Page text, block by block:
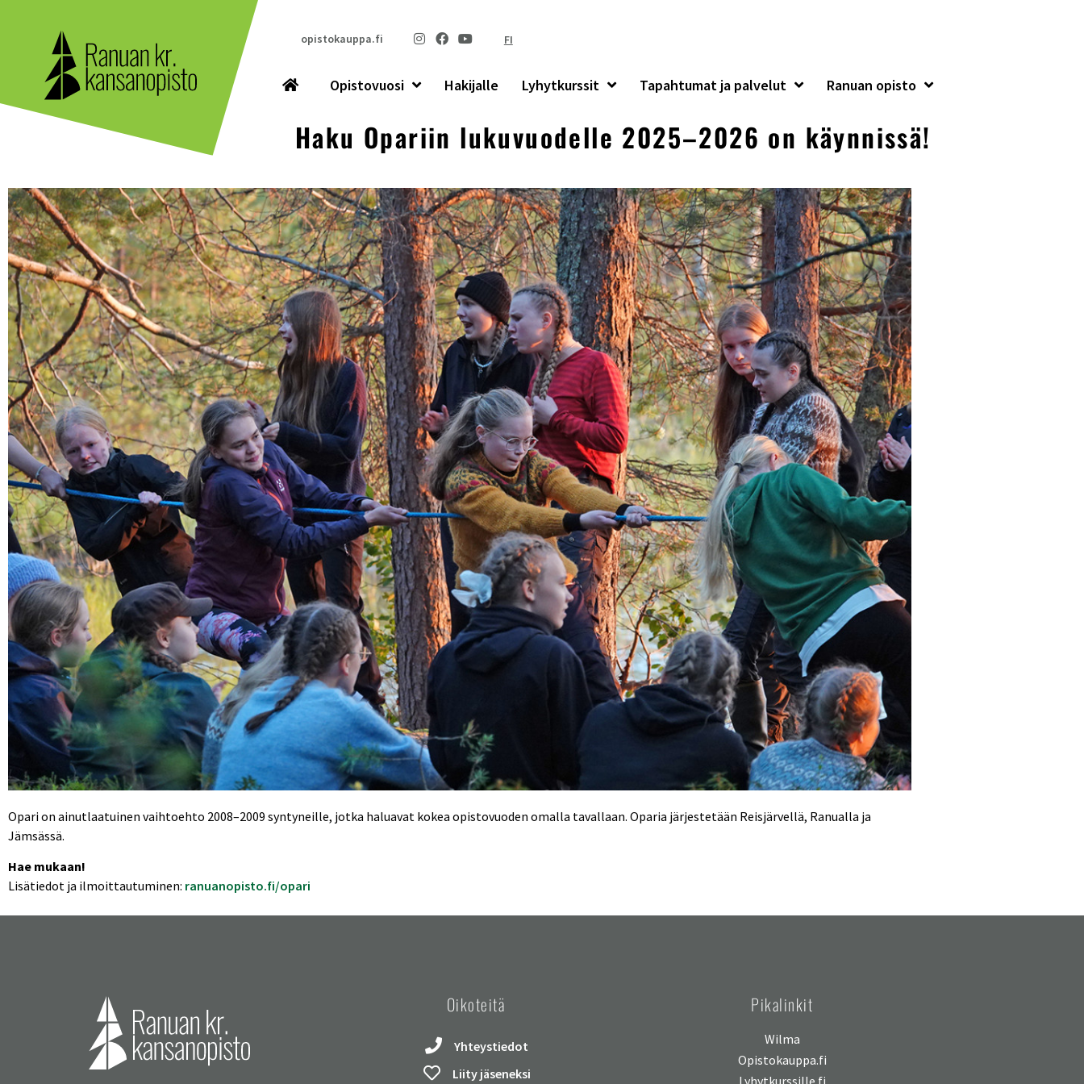
opistokauppa.fi FI
Opistovuosi Hakijalle Lyhytkurssit Tapahtumat ja palvelut Ranuan opisto
Haku Opariin lukuvuodelle 2025–2026 on käynnissä!
Opari on ainutlaatuinen vaihtoehto 2008–2009 syntyneille, jotka haluavat kokea opistovuoden omalla tavallaan. Oparia järjestetään Reisjärvellä, Ranualla ja
Jämsässä.
Hae mukaan!
Lisätiedot ja ilmoittautuminen: ranuanopisto.fi/opari
Oikoteitä
Yhteystiedot
Liity jäseneksi
Pikalinkit
Wilma
Opistokauppa.fi
Lyhytkurssille.fi